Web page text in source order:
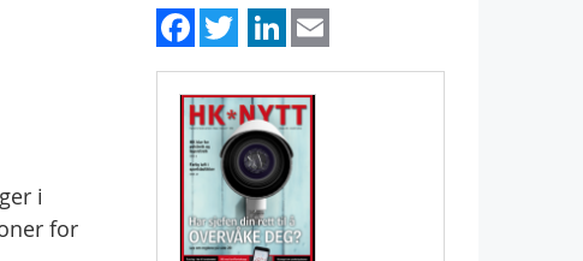
i
for
Facebook
TwitterLinkedIn